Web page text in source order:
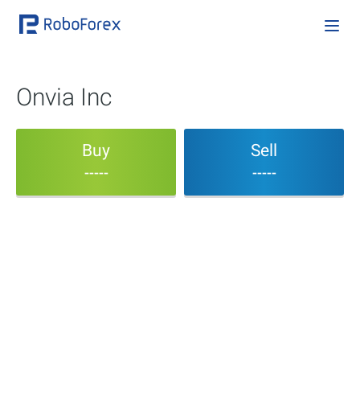
Onvia Inc
Buy
-----
Sell
-----